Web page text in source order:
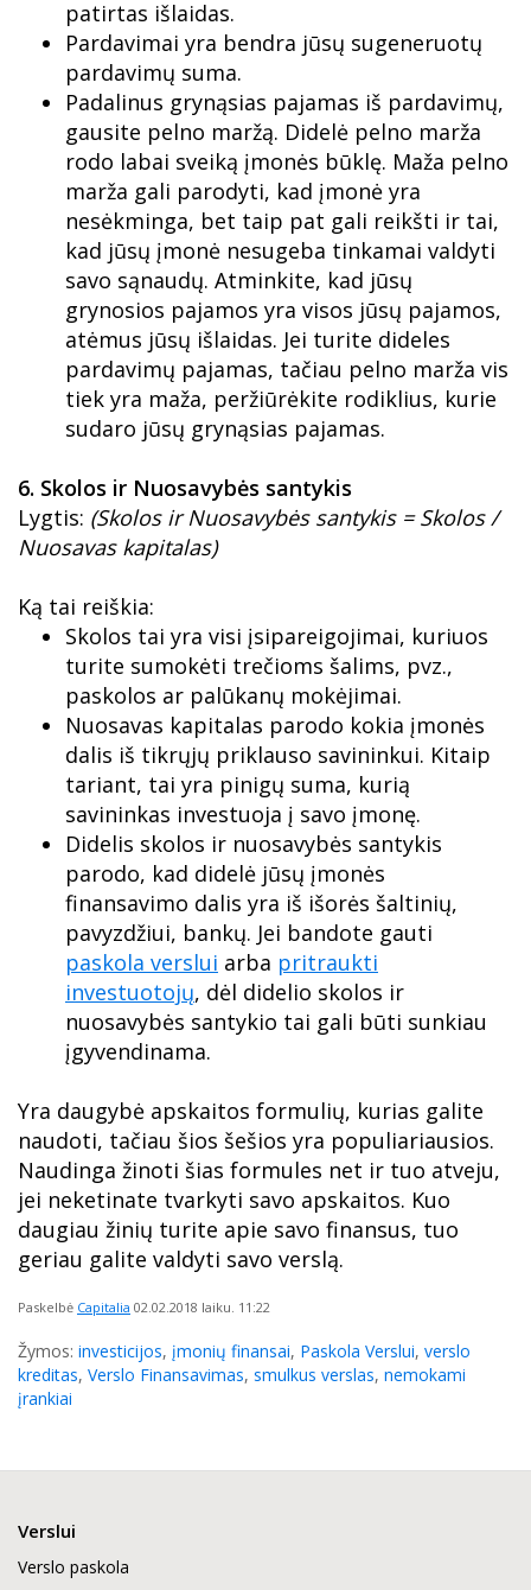
patirtas išlaidas.
Pardavimai yra bendra jūsų sugeneruotų
pardavimų suma.
Padalinus grynąsias pajamas iš pardavimų,
gausite pelno maržą. Didelė pelno marža
rodo labai sveiką įmonės būklę. Maža pelno
marža gali parodyti, kad įmonė yra
nesėkminga, bet taip pat gali reikšti ir tai,
kad jūsų įmonė nesugeba tinkamai valdyti
savo sąnaudų. Atminkite, kad jūsų
grynosios pajamos yra visos jūsų pajamos,
atėmus jūsų išlaidas. Jei turite dideles
pardavimų pajamas, tačiau pelno marža vis
tiek yra maža, peržiūrėkite rodiklius, kurie
sudaro jūsų grynąsias pajamas.
6. Skolos ir Nuosavybės santykis
Lygtis: (Skolos ir Nuosavybės santykis = Skolos /
Nuosavas kapitalas)
Ką tai reiškia:
Skolos tai yra visi įsipareigojimai, kuriuos
turite sumokėti trečioms šalims, pvz.,
paskolos ar palūkanų mokėjimai.
Nuosavas kapitalas parodo kokia įmonės
dalis iš tikrųjų priklauso savininkui. Kitaip
tariant, tai yra pinigų suma, kurią
savininkas investuoja į savo įmonę.
Didelis skolos ir nuosavybės santykis
parodo, kad didelė jūsų įmonės
finansavimo dalis yra iš išorės šaltinių,
pavyzdžiui, bankų. Jei bandote gauti
paskola verslui arba pritraukti
investuotojų, dėl didelio skolos ir
nuosavybės santykio tai gali būti sunkiau
įgyvendinama.
Yra daugybė apskaitos formulių, kurias galite
naudoti, tačiau šios šešios yra populiariausios.
Naudinga žinoti šias formules net ir tuo atveju,
jei neketinate tvarkyti savo apskaitos. Kuo
daugiau žinių turite apie savo finansus, tuo
geriau galite valdyti savo verslą.
Paskelbė Capitalia 02.02.2018 laiku. 11:22
Žymos: investicijos, įmonių finansai, Paskola Verslui, verslo
kreditas, Verslo Finansavimas, smulkus verslas, nemokami
įrankiai
Verslui
Verslo paskola